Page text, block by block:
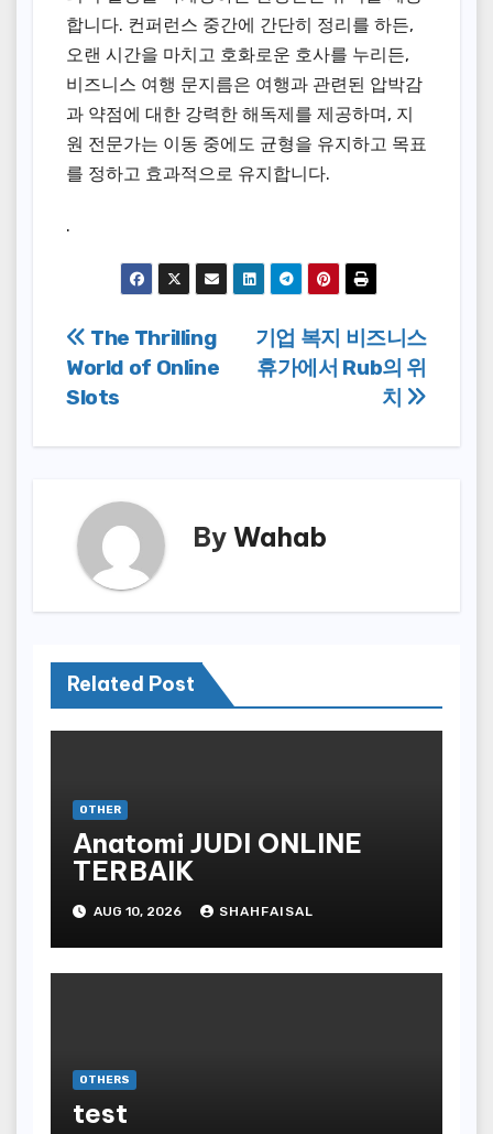
합니다. 컨퍼런스 중간에 간단히 정리를 하든,
오랜 시간을 마치고 호화로운 호사를 누리든,
비즈니스 여행 문지름은 여행과 관련된 압박감
과 약점에 대한 강력한 해독제를 제공하며, 지
원 전문가는 이동 중에도 균형을 유지하고 목표
를 정하고 효과적으로 유지합니다.
.
Post
navigation
기업 복지 비즈니스
휴가에서 Rub의 위
치
The Thrilling
World of Online
Slots
By Wahab
Related Post
OTHER
Anatomi JUDI ONLINE
TERBAIK
AUG 10, 2026 SHAHFAISAL
OTHERS
test